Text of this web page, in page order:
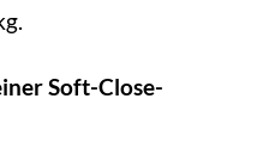
Soft-Close-